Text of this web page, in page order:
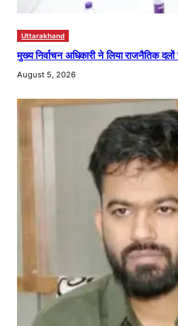
Uttarakhand
मुख्य निर्वाचन अधिकारी ने लिया राजनैतिक
August 5, 2026